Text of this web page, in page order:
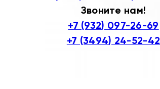
Звоните нам!
+7 (932) 097-26-69
+7 (3494) 24-52-42